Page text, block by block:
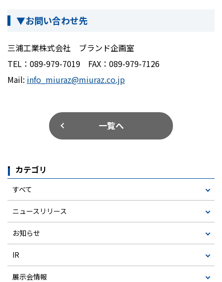
▼お問い合わせ先
三浦工業株式会社 ブランド企画室
TEL： 089-979-7019 FAX ： 089-979-7126
Mail: info_miuraz@miuraz.co.jp
一覧へ
カテゴリ
すべて
ニュースリリース
お知らせ
IR
展示会情報